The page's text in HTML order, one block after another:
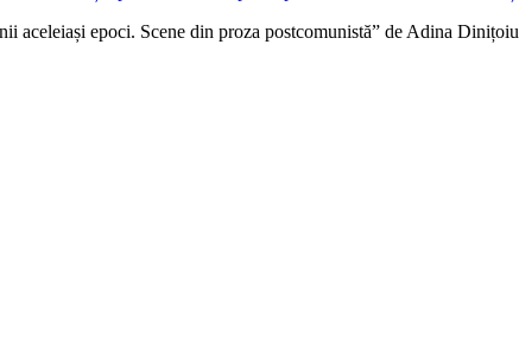
aceleiași epoci. Scene din proza postcomunistă” de Adina Dinițoiu